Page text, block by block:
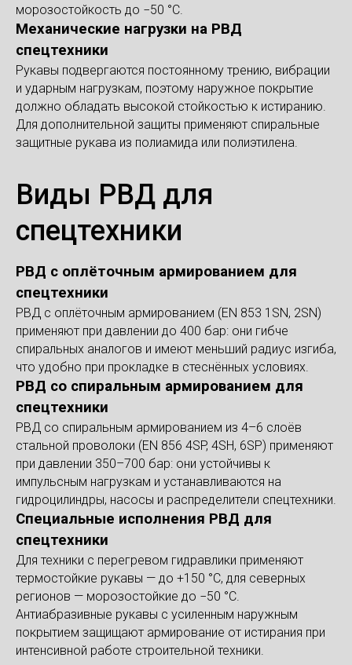
морозостойкость до −50 °С.
Механические нагрузки на РВД
спецтехники
Рукавы подвергаются постоянному трению, вибрации
и ударным нагрузкам, поэтому наружное покрытие
должно обладать высокой стойкостью к истиранию.
Для дополнительной защиты применяют спиральные
защитные рукава из полиамида или полиэтилена.
Виды РВД для
спецтехники
РВД с оплёточным армированием для
спецтехники
РВД с оплёточным армированием (EN 853 1SN, 2SN)
применяют при давлении до 400 бар: они гибче
спиральных аналогов и имеют меньший радиус изгиба,
что удобно при прокладке в стеснённых условиях.
РВД со спиральным армированием для
спецтехники
РВД со спиральным армированием из 4–6 слоёв
стальной проволоки (EN 856 4SP, 4SH, 6SP) применяют
при давлении 350–700 бар: они устойчивы к
импульсным нагрузкам и устанавливаются на
гидроцилиндры, насосы и распределители спецтехники.
Специальные исполнения РВД для
спецтехники
Для техники с перегревом гидравлики применяют
термостойкие рукавы — до +150 °С, для северных
регионов — морозостойкие до −50 °С.
Антиабразивные рукавы с усиленным наружным
покрытием защищают армирование от истирания при
интенсивной работе строительной техники.